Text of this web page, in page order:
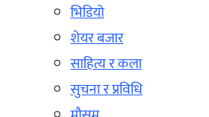
भिडियो
शेयर बजार
साहित्य र कला
सुचना र प्रविधि